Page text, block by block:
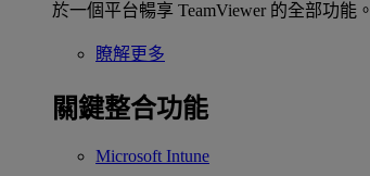
於一個平台暢享 TeamViewer 的全部功能。
瞭解更多
關鍵整合功能
Microsoft Intune